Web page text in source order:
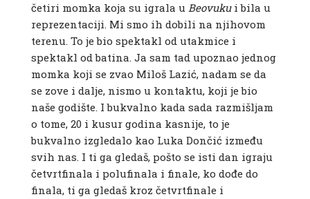
četiri momka koja su igrala u Beovukui bila u
reprezentaciji. Mi smo ih dobili na njihovom
terenu. To je bio spektakl od utakmice i
spektakl od batina. Ja sam tad upoznao jednog
momka koji se zvao Miloš Lazić, nadam se da
se zove i dalje, nismo u kontaktu, koji je bio
naše godište. I bukvalno kada sada razmišljam
o tome, 20 i kusur godina kasnije, to je
bukvalno izgledalo kao Luka Dončić između
svih nas. I ti ga gledaš, pošto se isti dan igraju
četvrtfinala i polufinala i finale, ko dođe do
finala, ti ga gledaš kroz četvrtfinale i